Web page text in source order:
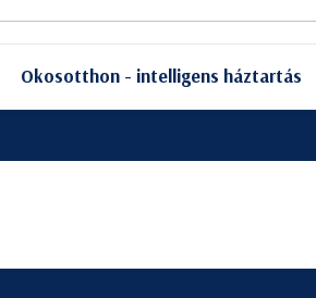
Okosotthon - intelligens háztartás